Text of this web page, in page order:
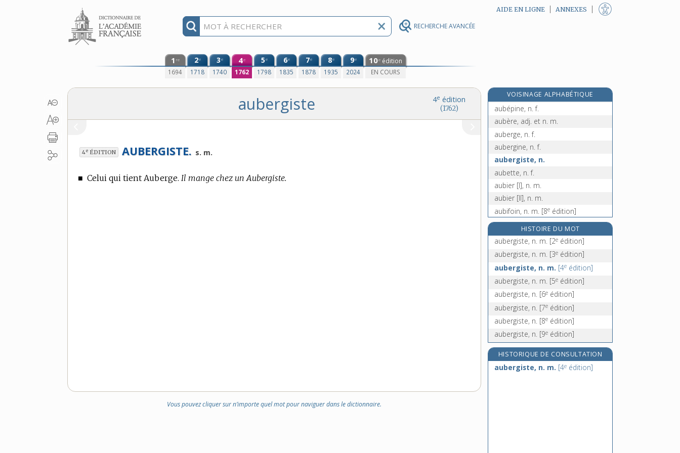
RECHERCHE AVANCÉE
Aller au contenu AIDE EN LIGNE ANNEXES
1 re
1694
2e
1718
3e
1740
4e
1762
5e
1798
6e
1835
7e
1878
8e
1935
9e
2024
10e édition
EN COURS
4e édition
(1762)
aubergiste
4e ÉDITION AUBERGISTE. s. m.
■ Celui qui tient Auberge. Il mange chez un Aubergiste.
Vous pouvez cliquer sur n’importe quel mot pour naviguer dans le dictionnaire.
VOISINAGE ALPHABÉTIQUE
aubépin, n. m.[5eédition]
aubépine, n. f.
aubère, adj. et n. m.
auberge, n. f.
aubergine, n. f.
aubergiste, n.
aubette, n. f.
aubier [I], n. m.
aubier [II], n. m.
aubifoin, n. m. [8e édition]
aubin, n. m.
aubiner, v. intr.
aubour, n. m.
édition]
aubours, n. m.
édition]
auburn, adj. inv.
HISTOIRE DU MOT
aubergiste, n. m. [2e édition]
aubergiste, n. m. [3e édition]
aubergiste, n. m. [4e édition]
aubergiste, n. m. [5e édition]
aubergiste, n. [6e édition]
aubergiste, n. [7e édition]
aubergiste, n. [8e édition]
aubergiste, n. [9e édition]
HISTORIQUE DE CONSULTATION
aubergiste, n. m. [4e édition]